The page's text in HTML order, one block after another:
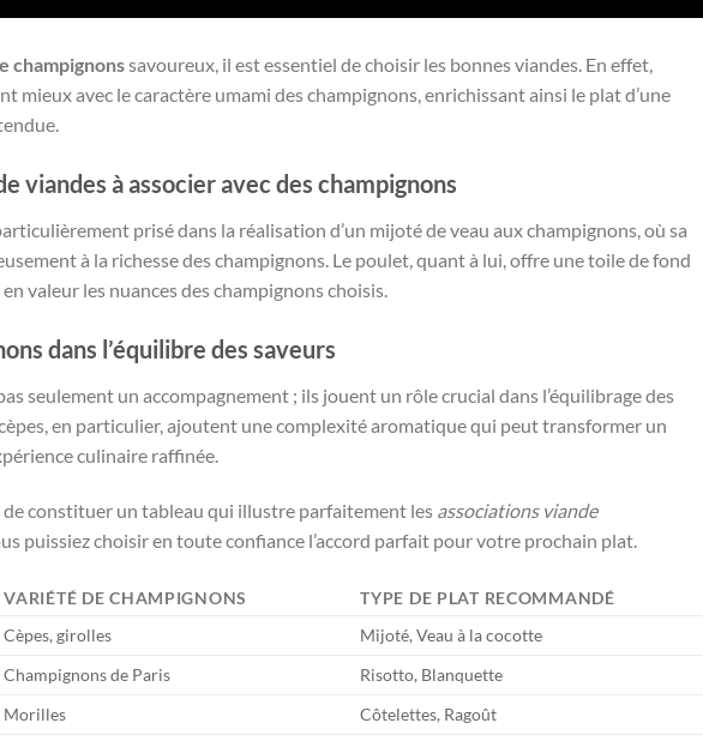
champignonssavoureux, il est essentiel de choisir les bonnes viandes. En effet,
mieux avec le caractère umami des champignons, enrichissant ainsi le plat d’une
viandes à associer avec des champignons
prisé dans la réalisation d’un mijoté de veau aux champignons, où sa
à la richesse des champignons. Le poulet, quant à lui, offre une toile de fond
valeur les nuances des champignons choisis.
dans l’équilibre des saveurs
seulement un accompagnement ; ils jouent un rôle crucial dans l’équilibrage des
en particulier, ajoutent une complexité aromatique qui peut transformer un
culinaire raffinée.
de constituer un tableau qui illustre parfaitement les associations viande
puissiez choisir en toute confiance l’accord parfait pour votre prochain plat.
VARIÉTÉ DE CHAMPIGNONS
TYPE DE PLAT RECOMMANDÉ
Cèpes, girolles
Mijoté, Veau à la cocotte
Champignons de Paris
Risotto, Blanquette
Morilles
Côtelettes, Ragoût